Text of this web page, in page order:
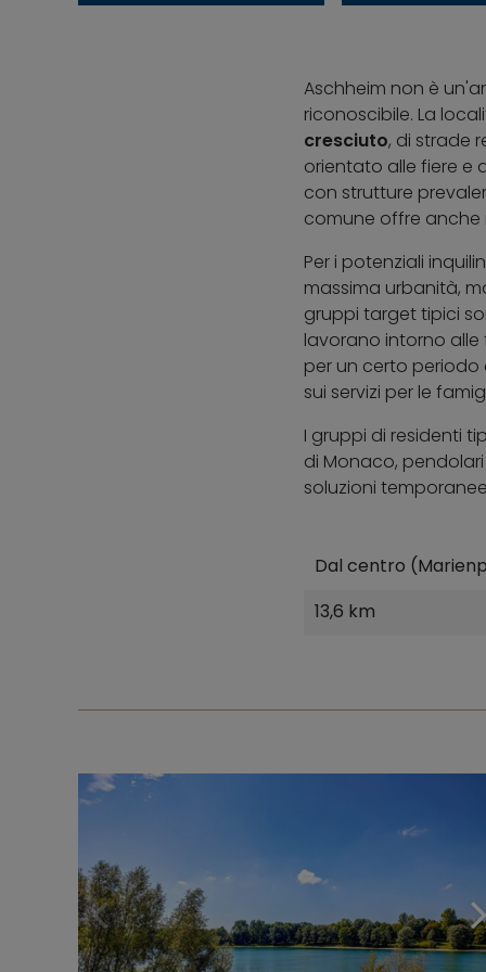
Aschheim non è
riconoscibile. La
cresciuto, di strade
orientato alle fiere e
con strutture
comune offre anche
Per i potenziali
massima urbanità,
gruppi target tipici
lavorano intorno alle
per un certo periodo
sui servizi per le
I gruppi di residenti
di Monaco,
soluzioni
Dal centro
13,6 km